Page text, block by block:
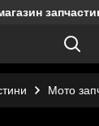
Мото